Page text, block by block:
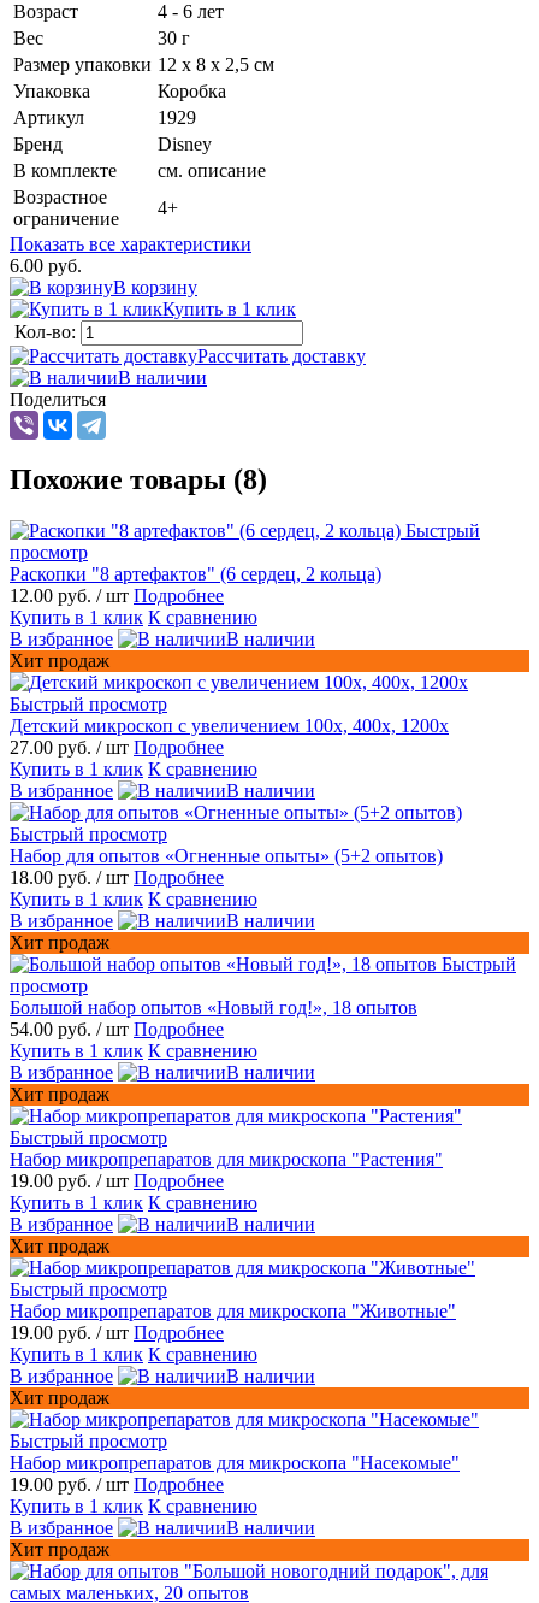
Возраст
4 - 6 лет
Вес
30 г
Размер упаковки 12 х 8 х 2,5 см
Упаковка
Коробка
Артикул
1929
Бренд
Disney
В комплекте
см. описание
Возрастное
ограничение
4+
Показать все характеристики
6.00 руб.
В корзину
Купить в 1 клик
Кол-во:
Рассчитать доставку
В наличии
Поделиться
Похожие товары (8)
Быстрый
просмотр
Раскопки "8 артефактов" (6 сердец, 2 кольца)
12.00 руб. / шт Подробнее
Купить в 1 клик К сравнению
В избранное
В наличии
Хит продаж
Быстрый просмотр
Детский микроскоп с увеличением 100х, 400х, 1200х
27.00 руб. / шт Подробнее
Купить в 1 клик К сравнению
В избранное
В наличии
Быстрый просмотр
Набор для опытов «Огненные опыты» (5+2 опытов)
18.00 руб. / шт Подробнее
Купить в 1 клик К сравнению
В избранное
В наличии
Хит продаж
Быстрый
просмотр
Большой набор опытов «Новый год!», 18 опытов
54.00 руб. / шт Подробнее
Купить в 1 клик К сравнению
В избранное
В наличии
Хит продаж
Быстрый просмотр
Набор микропрепаратов для микроскопа "Растения"
19.00 руб. / шт Подробнее
Купить в 1 клик К сравнению
В избранное
В наличии
Хит продаж
Быстрый просмотр
Набор микропрепаратов для микроскопа "Животные"
19.00 руб. / шт Подробнее
Купить в 1 клик К сравнению
В избранное
В наличии
Хит продаж
Быстрый просмотр
Набор микропрепаратов для микроскопа "Насекомые"
19.00 руб. / шт Подробнее
Купить в 1 клик К сравнению
В избранное
В наличии
Хит продаж